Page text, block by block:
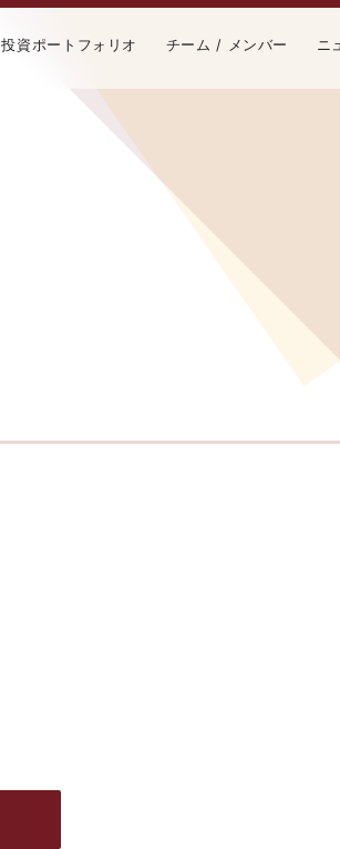
投資ポートフォリオ チーム / メンバー ニ